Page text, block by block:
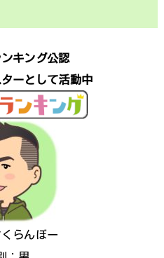
キング公認
ーとして活動中
らんぼー